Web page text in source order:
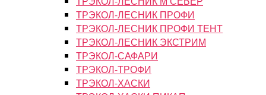
ТРЭКОЛ-ЛЕСНИК ПРОФИ
ТРЭКОЛ-ЛЕСНИК ПРОФИ ТЕНТ
ТРЭКОЛ-ЛЕСНИК ЭКСТРИМ
ТРЭКОЛ-САФАРИ
ТРЭКОЛ-ТРОФИ
ТРЭКОЛ-ХАСКИ